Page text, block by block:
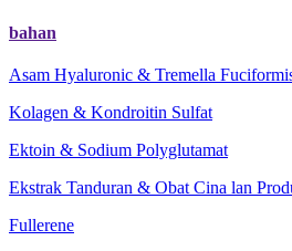
bahan
Asam Hyaluronic & Tremella
Kolagen & Kondroitin Sulfat
Ektoin & Sodium Polyglutamat
Ekstrak Tanduran & Obat Cina lan
Fullerene